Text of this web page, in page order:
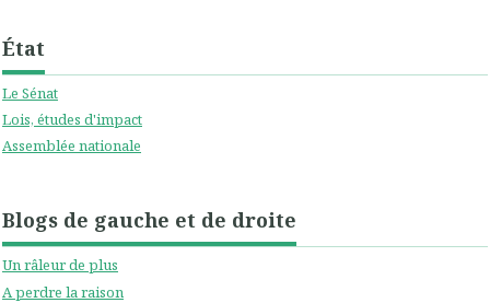
État
Le Sénat
Lois, études d'impact
Assemblée nationale
Blogs de gauche et de droite
Un râleur de plus
A perdre la raison